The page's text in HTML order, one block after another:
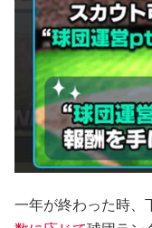
一年が終わった時、